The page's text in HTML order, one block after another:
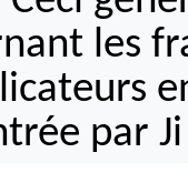
les
par